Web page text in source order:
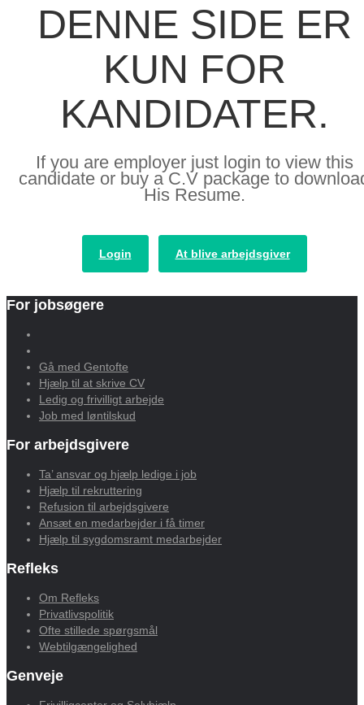
DENNE SIDE ER
KUN FOR
KANDIDATER.
If you are employer just login to view this
candidate or buy a C.V package to
His Resume.
Login At blive arbejdsgiver
For jobsøgere
Gå med Gentofte
Hjælp til at skrive CV
Ledig og frivilligt arbejde
Job med løntilskud
For arbejdsgivere
Ta’ ansvar og hjælp ledige i job
Hjælp til rekruttering
Refusion til arbejdsgivere
Ansæt en medarbejder i få timer
Hjælp til sygdomsramt medarbejder
Refleks
Om Refleks
Privatlivspolitik
Ofte stillede spørgsmål
Webtilgængelighed
Genveje